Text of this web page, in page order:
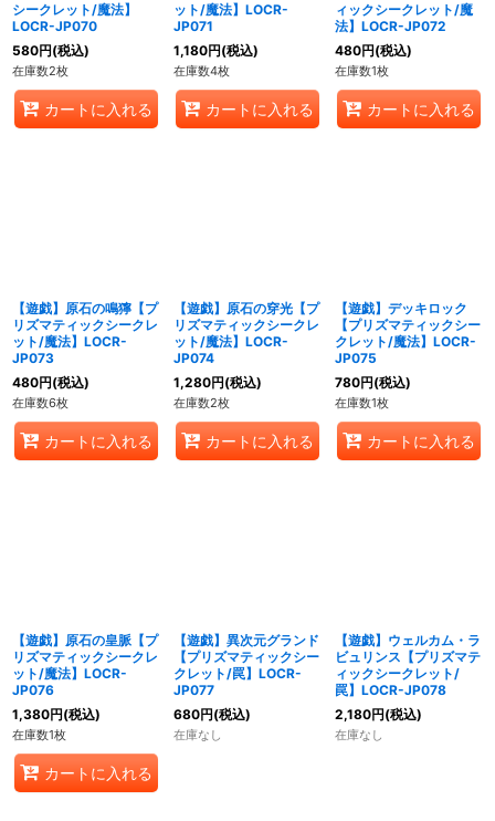
シークレット/魔法】
LOCR-JP070
580円(税込)
在庫数2枚
カートに入れる
ット/魔法】LOCR-
JP071
1,180円(税込)
在庫数4枚
カートに入れる
ィックシークレット/魔
法】LOCR-JP072
480円(税込)
在庫数1枚
カートに入れる
【遊戯】原石の鳴獰【プ
リズマティックシークレ
ット/魔法】LOCR-
JP073
480円(税込)
在庫数6枚
カートに入れる
【遊戯】原石の穿光【プ
リズマティックシークレ
ット/魔法】LOCR-
JP074
1,280円(税込)
在庫数2枚
カートに入れる
【遊戯】デッキロック
【プリズマティックシー
クレット/魔法】LOCR-
JP075
780円(税込)
在庫数1枚
カートに入れる
【遊戯】原石の皇脈【プ
リズマティックシークレ
ット/魔法】LOCR-
JP076
1,380円(税込)
在庫数1枚
カートに入れる
【遊戯】異次元グランド
【プリズマティックシー
クレット/罠】LOCR-
JP077
680円(税込)
在庫なし
【遊戯】ウェルカム・ラ
ビュリンス【プリズマテ
ィックシークレット/
罠】LOCR-JP078
2,180円(税込)
在庫なし